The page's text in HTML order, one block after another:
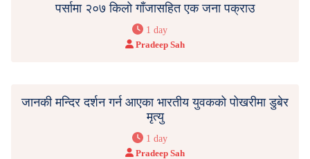
पर्सामा २०७ किलो गाँजासहित एक जना पक्राउ
1 day
Pradeep Sah
जानकी मन्दिर दर्शन गर्न आएका भारतीय युवकको पोखरीमा डुबेर
मृत्यु
1 day
Pradeep Sah